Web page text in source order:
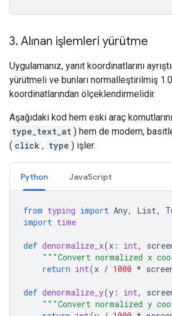
3. Alınan işlemleri yürütme
Uygulamanız, yanıt koordinatlarını
yürütmeli ve bunları normalleştirilmiş
koordinatlarından ölçeklendirmelidir.
Aşağıdaki kod hem eski araç
type_text_at ) hem de modern,
( click , type ) işler.
Python JavaScript
from typing import Any, List,
import time
def denormalize_x(x : int,
"""Convert normalized x
return int(x / 1000 *
def denormalize_y(y : int,
"""Convert normalized y